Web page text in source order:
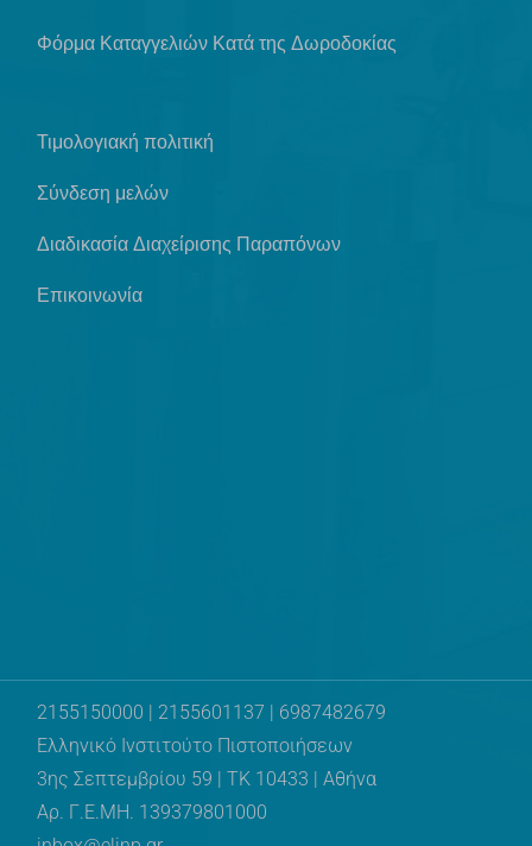
Φόρμα Καταγγελιών Κατά της Δωροδοκίας
Τιμολογιακή πολιτική
Σύνδεση μελών
Διαδικασία Διαχείρισης Παραπόνων
Επικοινωνία
2155150000 | 2155601137 | 6987482679
Ελληνικό Ινστιτούτο Πιστοποιήσεων
3ης Σεπτεμβρίου 59 | ΤΚ 10433 | Αθήνα
Αρ. Γ.Ε.ΜΗ. 139379801000